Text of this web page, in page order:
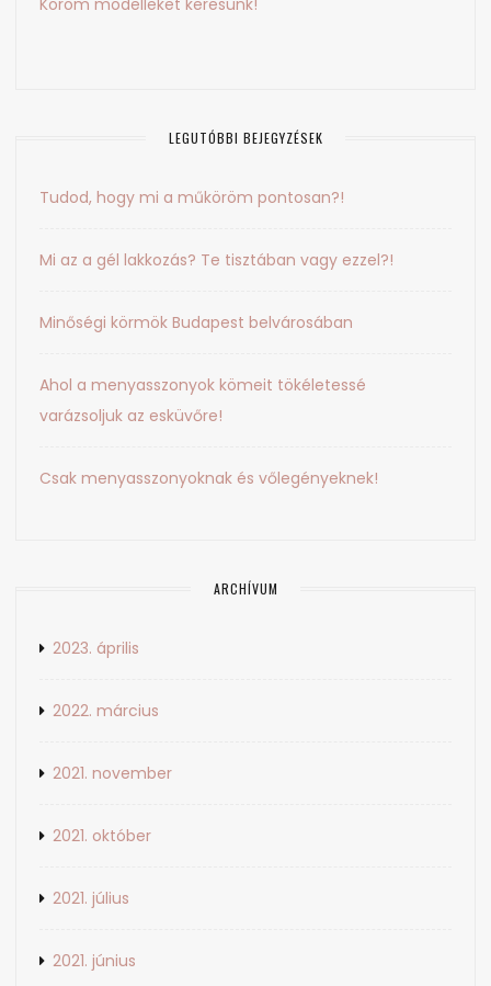
Köröm modelleket keresünk!
LEGUTÓBBI BEJEGYZÉSEK
Tudod, hogy mi a műköröm pontosan?!
Mi az a gél lakkozás? Te tisztában vagy ezzel?!
Minőségi körmök Budapest belvárosában
Ahol a menyasszonyok kömeit tökéletessé
varázsoljuk az esküvőre!
Csak menyasszonyoknak és vőlegényeknek!
ARCHÍVUM
2023. április
2022. március
2021. november
2021. október
2021. július
2021. június